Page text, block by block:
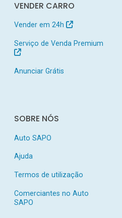
VENDER CARRO
Vender em 24h
Serviço de Venda Premium
Anunciar Grátis
SOBRE NÓS
Auto SAPO
Ajuda
Termos de utilização
Comerciantes no Auto
SAPO